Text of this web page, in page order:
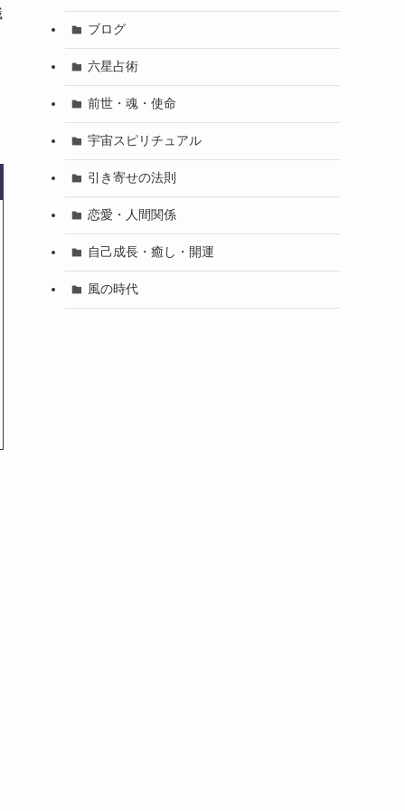
ブログ
六星占術
前世・魂・使命
宇宙スピリチュアル
引き寄せの法則
恋愛・人間関係
自己成長・癒し・開運
風の時代